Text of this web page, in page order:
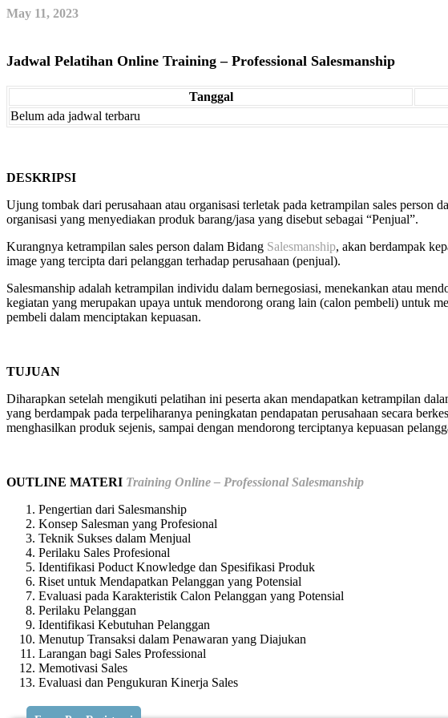
May 11, 2023
Jadwal Pelatihan Online Training – Professional Salesmanship
Tanggal
Belum ada jadwal terbaru
DESKRIPSI
Ujung tombak dari perusahaan atau organisasi terletak pada ketrampilan sales person
organisasi yang menyediakan produk barang/jasa yang disebut sebagai “Penjual”.
Kurangnya ketrampilan sales person dalam Bidang Salesmanship, akan berdampak
image yang tercipta dari pelanggan terhadap perusahaan (penjual).
Salesmanship adalah ketrampilan individu dalam bernegosiasi, menekankan atau
kegiatan yang merupakan upaya untuk mendorong orang lain (calon pembeli) untuk
pembeli dalam menciptakan kepuasan.
TUJUAN
Diharapkan setelah mengikuti pelatihan ini peserta akan mendapatkan ketrampilan
yang berdampak pada terpeliharanya peningkatan pendapatan perusahaan secara
menghasilkan produk sejenis, sampai dengan mendorong terciptanya kepuasan
OUTLINE MATERI Training Online – Professional Salesmanship
Pengertian dari Salesmanship
Konsep Salesman yang Profesional
Teknik Sukses dalam Menjual
Perilaku Sales Profesional
Identifikasi Poduct Knowledge dan Spesifikasi Produk
Riset untuk Mendapatkan Pelanggan yang Potensial
Evaluasi pada Karakteristik Calon Pelanggan yang Potensial
Perilaku Pelanggan
Identifikasi Kebutuhan Pelanggan
Menutup Transaksi dalam Penawaran yang Diajukan
Larangan bagi Sales Professional
Memotivasi Sales
Evaluasi dan Pengukuran Kinerja Sales